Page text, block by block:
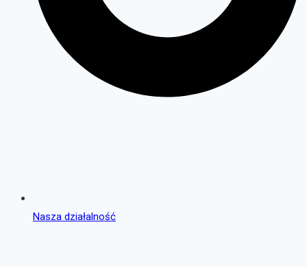
Nasza działalność